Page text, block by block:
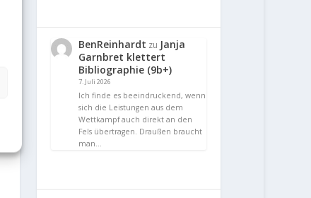
BenReinhardt zu Janja
Garnbret klettert
Bibliographie (9b+)
7. Juli 2026
Ich finde es beeindruckend, wenn
sich die Leistungen aus dem
Wettkampf auch direkt an den
Fels übertragen. Draußen braucht
man…